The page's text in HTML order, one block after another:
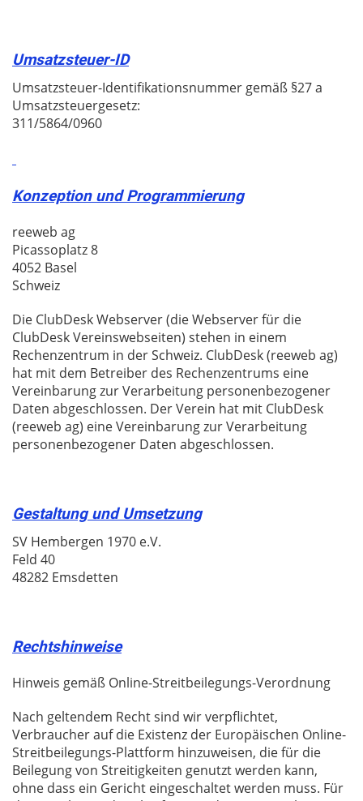
Umsatzsteuer-ID
Umsatzsteuer-Identifikationsnummer gemäß §27 a
Umsatzsteuergesetz:
311/5864/0960
Konzeption und Programmierung
reeweb ag
Picassoplatz 8
4052 Basel
Schweiz
Die ClubDesk Webserver (die Webserver für die
ClubDesk Vereinswebseiten) stehen in einem
Rechenzentrum in der Schweiz. ClubDesk (reeweb ag)
hat mit dem Betreiber des Rechenzentrums eine
Vereinbarung zur Verarbeitung personenbezogener
Daten abgeschlossen. Der Verein hat mit ClubDesk
(reeweb ag) eine Vereinbarung zur Verarbeitung
personenbezogener Daten abgeschlossen.
Gestaltung und Umsetzung
SV Hembergen 1970 e.V.
Feld 40
48282 Emsdetten
Rechtshinweise
Hinweis gemäß Online-Streitbeilegungs-Verordnung
Nach geltendem Recht sind wir verpflichtet,
Verbraucher auf die Existenz der Europäischen Online-
Streitbeilegungs-Plattform hinzuweisen, die für die
Beilegung von Streitigkeiten genutzt werden kann,
ohne dass ein Gericht eingeschaltet werden muss. Für